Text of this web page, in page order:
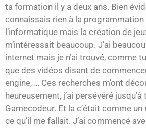
ta formation il y a deux ans. Bien
connaissais rien à la programmation
l’informatique mais la création de
m’intéressait beaucoup. J’ai
internet mais je n’ai trouvé, comme
que des vidéos disant de
engine, … Ces recherches m’ont
heureusement, j’ai persévéré
Gamecodeur. Et la c’était comme un
ce qu’il me fallait. J’ai commencé